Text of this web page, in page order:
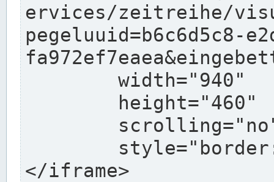
ervices/zeitreihe/
pegeluuid=b6c6d5c8-
</iframe>